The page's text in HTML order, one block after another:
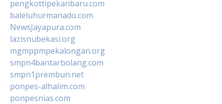
pengkottipekanbaru.com
baleluhurmanado.com
NewsJayapura.com
lazisnubekasi.org
mgmppmpekalongan.org
smpn4bantarbolang.com
smpn1prembun.net
ponpes-alhalim.com
ponpesnias.com